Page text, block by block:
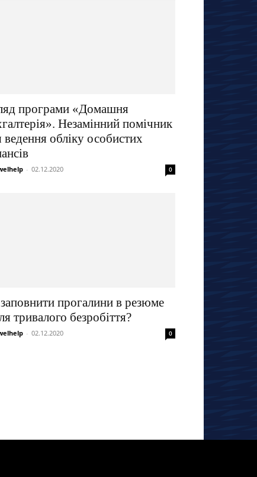
програми «Домашня
Незамінний помічник
ведення обліку особистих
- 02.12.2020 0
прогалини в резюме
тривалого безробіття?
- 02.12.2020 0